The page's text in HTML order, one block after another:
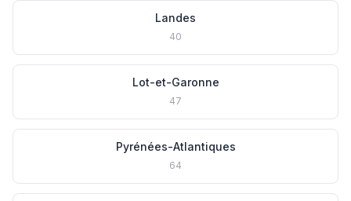
Landes
40
Lot-et-Garonne
47
Pyrénées-Atlantiques
64